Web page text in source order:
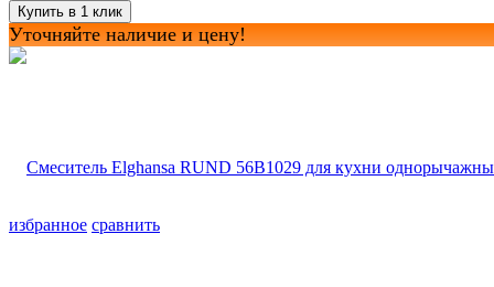
избранное сравнить
Уточняйте наличие и цену!